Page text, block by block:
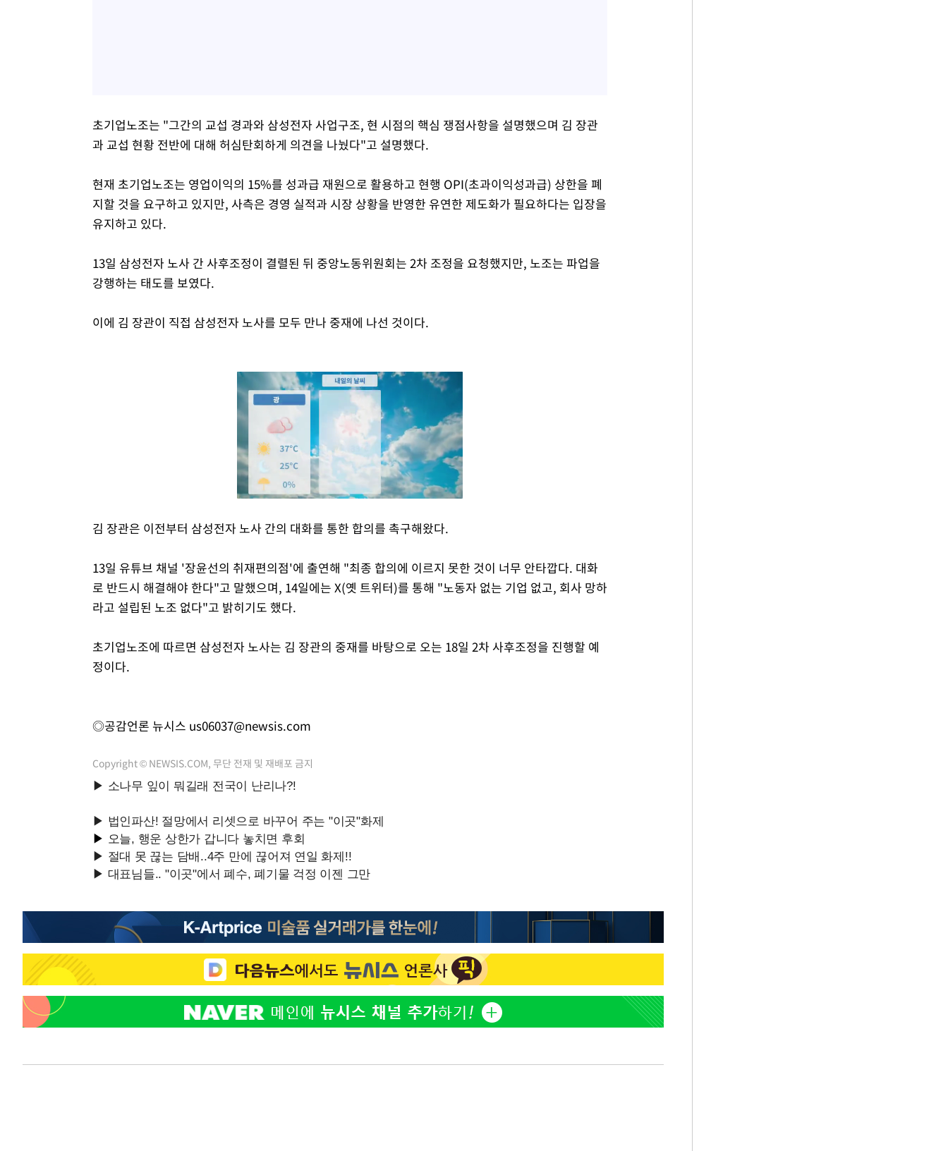
초기업노조는 "그간의 교섭 경과와 삼성전자 사업구조, 현 시점의 핵심 쟁점사항을 설명했으며 김 장관
과 교섭 현황 전반에 대해 허심탄회하게 의견을 나눴다"고 설명했다.
현재 초기업노조는 영업이익의 15%를 성과급 재원으로 활용하고 현행 OPI(초과이익성과급) 상한을 폐
지할 것을 요구하고 있지만, 사측은 경영 실적과 시장 상황을 반영한 유연한 제도화가 필요하다는 입장을
유지하고 있다.
13일 삼성전자 노사 간 사후조정이 결렬된 뒤 중앙노동위원회는 2차 조정을 요청했지만, 노조는 파업을
강행하는 태도를 보였다.
이에 김 장관이 직접 삼성전자 노사를 모두 만나 중재에 나선 것이다.
김 장관은 이전부터 삼성전자 노사 간의 대화를 통한 합의를 촉구해왔다.
13일 유튜브 채널 '장윤선의 취재편의점'에 출연해 "최종 합의에 이르지 못한 것이 너무 안타깝다. 대화
로 반드시 해결해야 한다"고 말했으며, 14일에는 X(옛 트위터)를 통해 "노동자 없는 기업 없고, 회사 망하
라고 설립된 노조 없다"고 밝히기도 했다.
초기업노조에 따르면 삼성전자 노사는 김 장관의 중재를 바탕으로 오는 18일 2차 사후조정을 진행할 예
정이다.
◎공감언론 뉴시스 us06037@newsis.com
Copyright © NEWSIS.COM, 무단 전재 및 재배포 금지